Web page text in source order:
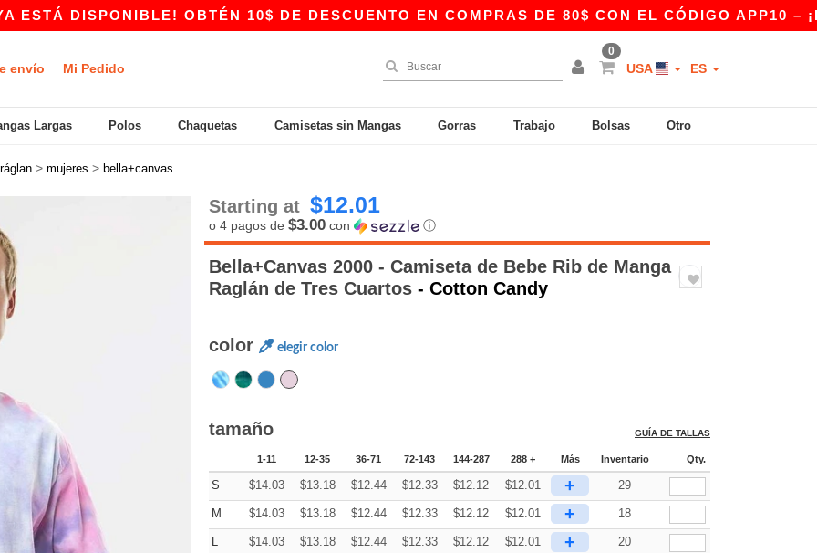
DISPONIBLE! OBTÉN 10$ DE DESCUENTO EN COMPRAS DE 80$ CON EL CÓDIGO APP10 –
envío Mi Pedido
0
USA ES
Largas Polos Chaquetas Camisetas sin Mangas Gorras Trabajo Bolsas Otro
ráglan > mujeres > bella+canvas
Starting at $12.01
o 4 pagos de $3.00 con ⓘ
Bella+Canvas 2000 - Camiseta de Bebe Rib de Manga
Raglán de Tres Cuartos - Cotton Candy
color elegir color
tamaño GUÍA DE TALLAS
1-11 12-35 36-71 72-143 144-287 288 + Más Inventario Qty.
S $14.03 $13.18 $12.44 $12.33 $12.12 $12.01 + 29
M $14.03 $13.18 $12.44 $12.33 $12.12 $12.01 + 18
L $14.03 $13.18 $12.44 $12.33 $12.12 $12.01 + 20